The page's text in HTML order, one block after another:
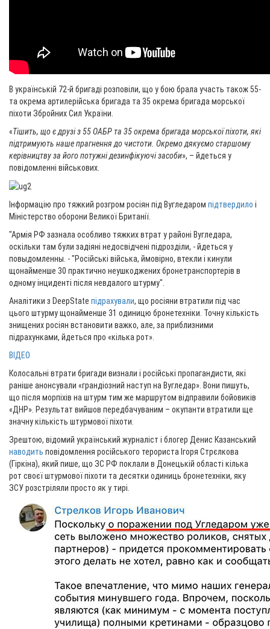
В українській 72-й бригаді розповіли, що у бою брала участь також 55-
та окрема артилерійська бригада та 35 окрема бригада морської
піхоти Збройних Сил України.
«Тішить, що є друзі з 55 ОАБР та 35 окрема бригада морської піхоти, які
підтримують наше прагнення до чистоти. Окремо дякуємо старшому
керівництву за його потужні дезинфікуючі засоби», – йдеться у
повідомленні військових.
Інформацію про тяжкий розгром росіян під Вугледаром підтвердило і
Міністерство оборони Великої Британії.
"Армія РФ зазнала особливо тяжких втрат у районі Вугледара,
оскільки там були задіяні недосвідчені підрозділи, - йдеться у
повыдомленны. - "Російські війська, ймовірно, втекли і кинули
щонайменше 30 практично неушкоджених бронетранспортерів в
одному інциденті після невдалого штурму".
Аналітики з DeepState підрахували, що росіяни втратили під час
цього штурму щонайменше 31 одиницю бронетехніки. Точну кількість
знищених росіян встановити важко, але, за приблизними
підрахунками, йдеться про «кілька рот».
ВІДЕО
Колосальні втрати бригади визнали і російські пропагандисти, які
раніше анонсували «грандіозний наступ на Вугледар». Вони пишуть,
що після морпіхів на штурм тим же маршрутом відправили бойовиків
«ДНР». Результат вийшов передбачуваним – окупанти втратили ще
значну кількість штурмової піхоти.
Зрештою, відомий український журналіст і блогер Денис Казанський
наводить повідомлення російського терориста Ігоря Стрєлкова
(Гіркіна), який пише, що ЗС РФ поклали в Донецькій області кілька
рот своєї штурмової піхоти та десятки одиниць бронетехніки, яку
ЗСУ розстріляли просто як у тирі.